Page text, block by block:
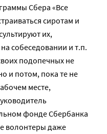
Сбера «Все
сиротам и
их,
собеседовании и т.п.
подопечных не
и потом, пока те не
месте,
фонде Сбербанка
волонтеры даже